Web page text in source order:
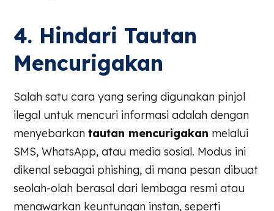
4. Hindari Tautan
Mencurigakan
Salah satu cara yang sering digunakan pinjol
ilegal untuk mencuri informasi adalah dengan
menyebarkantautan mencurigakan melalui
SMS, WhatsApp, atau media sosial. Modus ini
dikenal sebagai phishing, di mana pesan dibuat
seolah-olah berasal dari lembaga resmi atau
menawarkan keuntungan instan, seperti